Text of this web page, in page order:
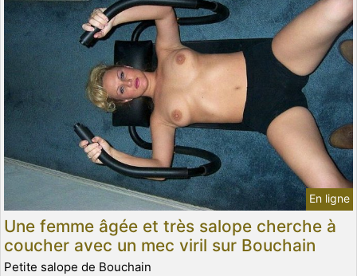
En ligne
Une femme âgée et très salope cherche à
coucher avec un mec viril sur Bouchain
Petite salope de Bouchain